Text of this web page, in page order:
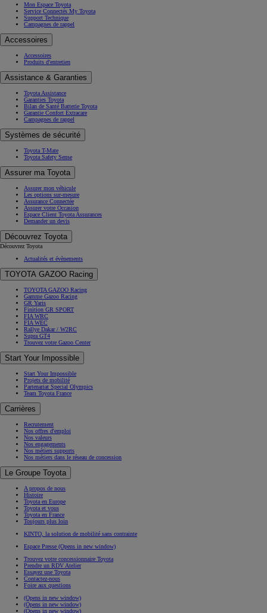
Mon Espace Toyota
Service Connectés My Toyota
Support Technique
Campagnes de rappel
Accessoires
Accessoires
Produits d'entretien
Assistance & Garanties
Toyota Assistance
Garanties Toyota
Bilan de Santé Batterie Toyota
Garantie Confort Extracare
Campagnes de rappel
Systèmes de sécurité
Toyota T-Mate
Toyota Safety Sense
Assurer ma Toyota
Assurer mon véhicule
Les options sur-mesure
Assurance Connectée
Assurer votre Occasion
Espace Client Toyota Assurances
Demander un devis
Découvrez Toyota
Découvrez Toyota
Actualités et évènements
TOYOTA GAZOO Racing
TOYOTA GAZOO Racing
Gamme Gazoo Racing
GR Yaris
Finition GR SPORT
FIA WRC
FIA WEC
Rallye Dakar / W2RC
Supra GT4
Trouvez votre Gazoo Center
Start Your Impossible
Start Your Impossible
Projets de mobilité
Partenariat Special Olympics
Team Toyota France
Carrières
Recrutement
Nos offres d'emploi
Nos valeurs
Nos engagements
Nos métiers supports
Nos métiers dans le réseau de concession
Le Groupe Toyota
A propos de nous
Histoire
Toyota en Europe
Toyota et vous
Toyota en France
Toujours plus loin
KINTO, la solution de mobilité sans contrainte
Espace Presse (Opens in new window)
Trouvez votre concessionnaire Toyota
Prendre un RDV Atelier
Essayez une Toyota
Contactez-nous
Foire aux questions
(Opens in new window)
(Opens in new window)
(Opens in new window)